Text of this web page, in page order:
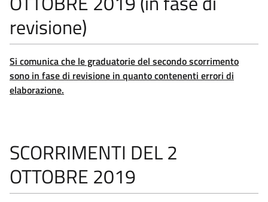
revisione)
Si comunica che le graduatorie del secondo scorrimento
sono in fase di revisione in quanto contenenti errori di
elaborazione.
SCORRIMENTI DEL 2
OTTOBRE 2019